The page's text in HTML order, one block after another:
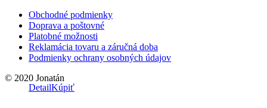
DetailKúpiť
Obchodné podmienky
Doprava a poštovné
Platobné možnosti
Reklamácia tovaru a záručná doba
Podmienky ochrany osobných údajov
© 2020 Jonatán